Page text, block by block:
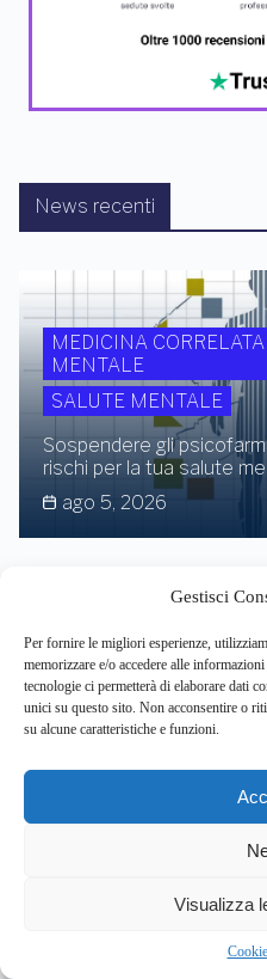
Gestisci
Per fornire le migliori esperienze,
memorizzare e/o accedere alle
tecnologie ci permetterà di elaborare dati
unici su questo sito. Non acconsentire o
su alcune caratteristiche e funzioni.
Visualizza
News recenti
MEDICINA
MENTALE
SALUTE MENTALE
Sospendere gli
rischi per la tua salute
ago 5, 2026
Salute
fragilità dei
ago 4,
Il caso
della
seconda